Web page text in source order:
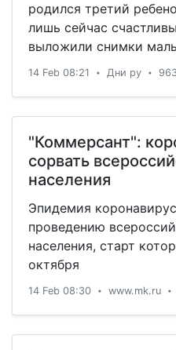
родился третий
лишь сейчас
выложили снимки
сразу после его
14 Feb 08:21 • Дни ру •
"Коммерсант":
сорвать
населения
Эпидемия
проведению
населения, старт
октября
14 Feb 08:30 • www.mk.ru •